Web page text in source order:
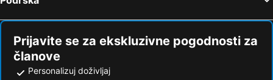
Prijavite se za ekskluzivne pogodnosti za
članove
Personalizuj doživljaj